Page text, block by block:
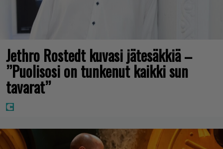
Jethro Rostedt kuvasi jätesäkkiä –
”Puolisosi on tunkenut kaikki sun
tavarat”